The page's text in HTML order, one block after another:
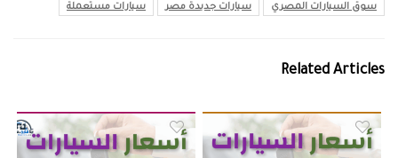
سوق السيارات المصري
سيارات جديدة مصر سيارات مستعملة
Related Articles